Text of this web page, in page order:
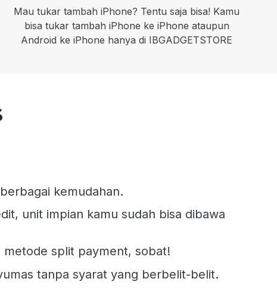
Mau tukar tambah iPhone? Tentu saja bisa! Kamu
bisa tukar tambah iPhone ke iPhone ataupun
Android ke iPhone hanya di IBGADGETSTORE
kemudahan.
unit impian kamu sudah bisa dibawa
metode split payment, sobat!
tanpa syarat yang berbelit-belit.